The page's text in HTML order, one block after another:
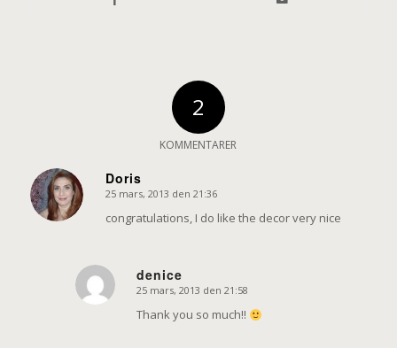
2
KOMMENTARER
Doris
says:
25 mars, 2013 den 21:36
congratulations, I do like the decor very nice
denice
says:
25 mars, 2013 den 21:58
Thank you so much!!